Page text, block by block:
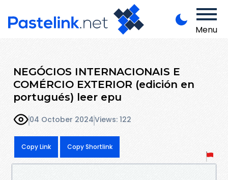
Menu
NEGÓCIOS INTERNACIONAIS E
COMÉRCIO EXTERIOR (edición en
portugués) leer epu
04 October 2024Views: 122
Copy Link Copy Shortlink